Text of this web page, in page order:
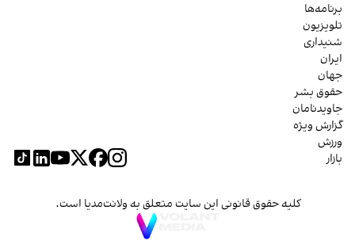
برنامه‌ها
تلویزیون
شنیداری
ایران
جهان
حقوق بشر
جاویدنامان
گزارش ویژه
ورزش
بازار
کلیه حقوق قانونی این سایت متعلق به ولانت‌مدیا است.